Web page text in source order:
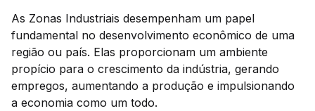
As Zonas Industriais desempenham um papel
fundamental no desenvolvimento econômico de uma
região ou país. Elas proporcionam um ambiente
propício para o crescimento da indústria, gerando
empregos, aumentando a produção e impulsionando
a economia como um todo.